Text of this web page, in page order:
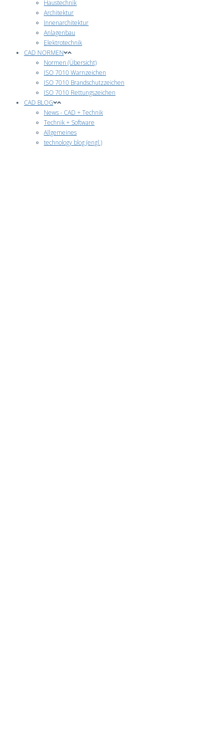
Haustechnik
Architektur
Innenarchitektur
Anlagenbau
Elektrotechnik
CAD NORMEN
Normen (Übersicht)
ISO 7010 Warnzeichen
ISO 7010 Brandschutzzeichen
ISO 7010 Rettungszeichen
CAD BLOG
News - CAD + Technik
Technik + Software
Allgemeines
technology blog (engl.)